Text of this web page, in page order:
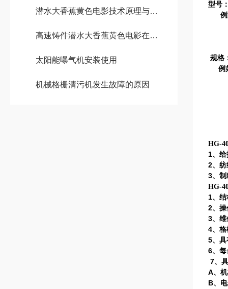
潜水大香蕉黄色电影技术原理与构造
高速铸件潜水大香蕉黄色电影在工业混合中的重要性
太阳能曝气机安装使用
机械格栅清污机发生故障的原因
型号
规格
例
HG-
1、
2、
3、
HG-
1、
2、
3、
4、
5、
6、
7、
A、
B、